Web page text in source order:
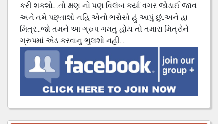
કરી શકશો....તો ક્ષણ નો પણ વિલંબ કર્યા વગર જોડાઈ જાવ
અને તમે પછ્તાશો નહિ એનો ભરોસો હું આપું છું..અને હા
મિત્ર...જો તમને આ ગ્રુપ ગમતુ હોય તો તમારા મિત્રોને
ગ્રુપમાં એડ કરવાનુ ભુલશો નહી....